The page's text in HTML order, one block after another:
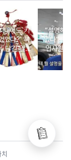
대에도 키
었다?’ 복
담긴 열쇠
패
“설명해
없다”...
업사원